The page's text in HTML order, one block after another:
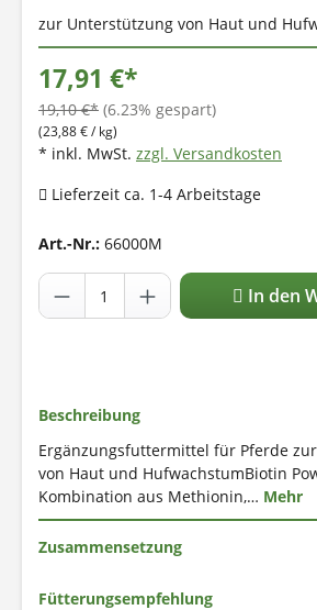
zur Unterstützung von Haut und
17,91 €*
19,10 €* (6.23% gespart)
(23,88 € / kg)
* inkl. MwSt. zzgl. Versandkosten
Lieferzeit ca. 1-4 Arbeitstage
Art.-Nr.: 66000M
In den
Beschreibung
Ergänzungsfuttermittel für Pferde
von Haut und HufwachstumBiotin
Kombination aus Methionin,… Mehr
Zusammensetzung
Fütterungsempfehlung